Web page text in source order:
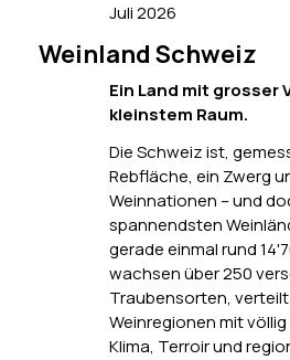
Juli 2026
Weinland Schweiz
Ein Land mit grosser
kleinstem Raum.
Die Schweiz ist,
Rebfläche, ein Zwerg
Weinnationen – und
spannendsten
gerade einmal rund
wachsen über 250
Traubensorten,
Weinregionen mit
Klima, Terroir und